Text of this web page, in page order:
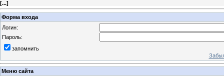
[...]
Форма входа
Логин:
Пароль:
запомнить
Меню сайта